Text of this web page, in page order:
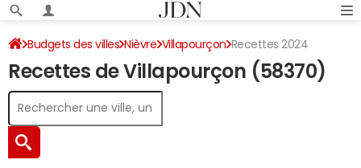
Budgets des villes Nièvre Villapourçon Recettes 2024
Recettes de Villapourçon (58370)